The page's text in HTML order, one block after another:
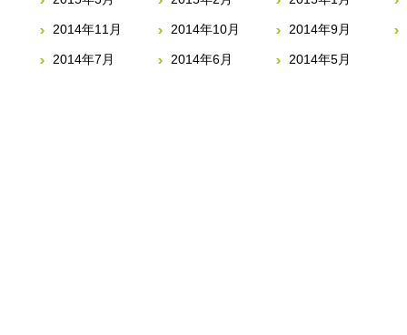
2014年11月 2014年10月 2014年9月
2014年7月 2014年6月 2014年5月